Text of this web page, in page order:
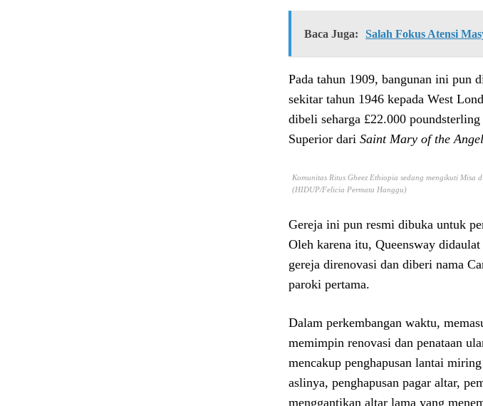
Baca Juga: Salah Fokus Atensi
Pada tahun 1909, bangunan ini pun
sekitar tahun 1946 kepada West
dibeli seharga £22.000
Superior dari Saint Mary of the
Komunitas Ritus Gheez Ethiopia sedang mengikuti
(HIDUP/Felicia Permata Hanggu)
Gereja ini pun resmi dibuka untuk
Oleh karena itu, Queensway
gereja direnovasi dan diberi nama
paroki pertama.
Dalam perkembangan waktu,
memimpin renovasi dan penataan
mencakup penghapusan lantai
aslinya, penghapusan pagar altar,
menggantikan altar lama yang